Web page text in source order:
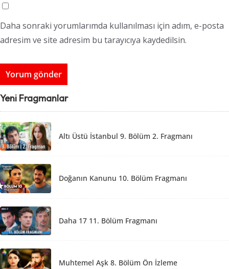
Daha sonraki yorumlarımda kullanılması için adım, e-posta
adresim ve site adresim bu tarayıcıya kaydedilsin.
Yeni Fragmanlar
Altı Üstü İstanbul 9. Bölüm 2. Fragmanı
Doğanın Kanunu 10. Bölüm Fragmanı
Daha 17 11. Bölüm Fragmanı
Muhtemel Aşk 8. Bölüm Ön İzleme